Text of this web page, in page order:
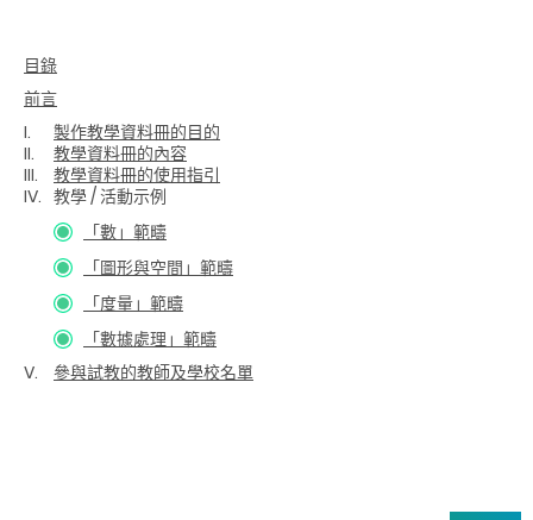
目錄
前言
I.
製作教學資料冊的目的
II.
教學資料冊的內容
III.
教學資料冊的使用指引
IV. 教學/活動示例
「數」範疇
「圖形與空間」範疇
「度量」範疇
「數據處理」範疇
V.
參與試教的教師及學校名單